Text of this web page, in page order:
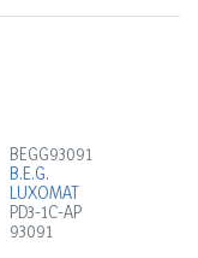
BEGG93091
B.E.G.
LUXOMAT
PD3-1C-AP
93091